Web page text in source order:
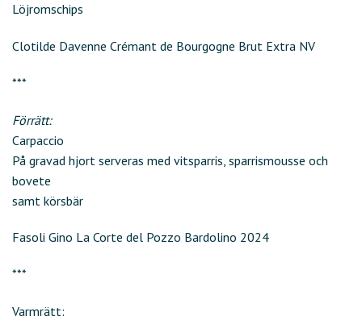
Löjromschips
Clotilde Davenne Crémant de Bourgogne Brut Extra NV
***
Förrätt:
Carpaccio
På gravad hjort serveras med vitsparris, sparrismousse och
bovete
samt körsbär
Fasoli Gino La Corte del Pozzo Bardolino 2024
***
Varmrätt: